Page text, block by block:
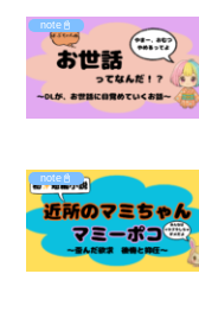
note📓
note📓